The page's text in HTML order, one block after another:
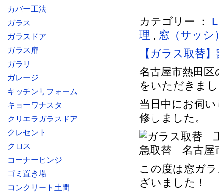
カテゴリー ：
理 , 窓（サッシ
【ガラス取替
名古屋市熱田
をいただきま
当日中にお伺
修しました。
この度は窓ガ
ざいました！
カバー工法
ガラス
ガラスドア
ガラス扉
ガラリ
ガレージ
キッチンリフォーム
キョーワナスタ
クリエラガラスドア
クレセント
クロス
コーナーヒンジ
ゴミ置き場
コンクリート土間